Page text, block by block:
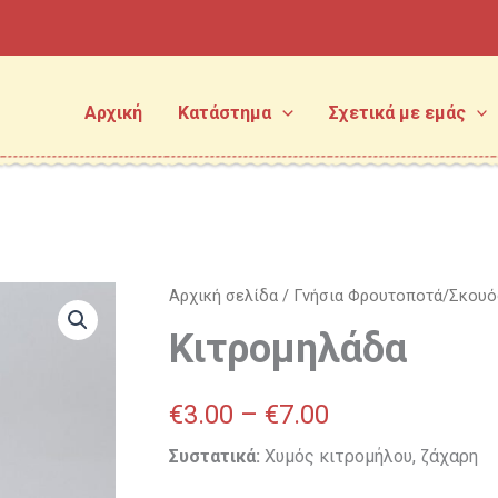
Αρχική
Κατάστημα Σχετικά με εμάς
Αρχική σελίδα / Γνήσια Φρουτοποτά/
Κιτρομηλάδα
€3.00 – €7.00
Price
range:
€7.00
Συστατικά: Χυμός κιτρομήλου, ζάχαρη
Κιτρομηλάδα